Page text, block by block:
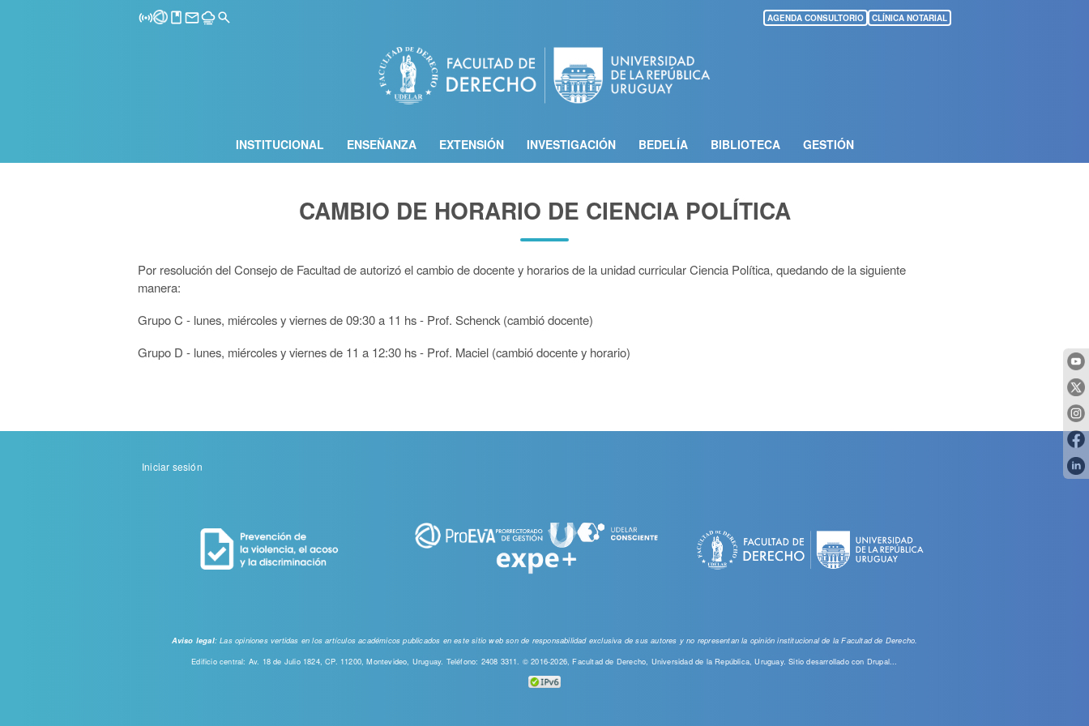
contenido
principal
AGENDA CONSULTORIO CLÍNICA NOTARIAL
INSTITUCIONAL ENSEÑANZA EXTENSIÓN INVESTIGACIÓN BEDELÍA BIBLIOTECA GESTIÓN
CAMBIO DE HORARIO DE CIENCIA POLÍTICA
Por resolución del Consejo de Facultad de autorizó el cambio de docente y horarios de la unidad curricular Ciencia Política, quedando de la siguiente
manera:
Grupo C - lunes, miércoles y viernes de 09:30 a 11 hs - Prof. Schenck (cambió docente)
Grupo D - lunes, miércoles y viernes de 11 a 12:30 hs - Prof. Maciel (cambió docente y horario)
Menu
Iniciar sesión
Aviso legal: Las opiniones vertidas en los artículos académicos publicados en este sitio web son de responsabilidad exclusiva de sus autores y no representan la opinión institucional de la Facultad de Derecho.
Edificio central: Av. 18 de Julio 1824, CP. 11200, Montevideo, Uruguay. Teléfono: 2408 3311. © 2016-2026, Facultad de Derecho, Universidad de la República, Uruguay. Sitio desarrollado con Drupal...